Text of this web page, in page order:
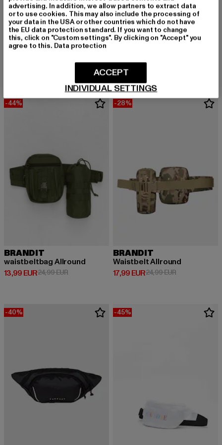
BRANDIT
US Cooper Chest Pack
Derzeitiger Preis: 28,79 EURAktionspreis: 35,99 EUR
BRANDIT
19,99 EUR
Derzeitiger Preis: 19,99 EUR
24,99 EUR
-44%
BRANDIT
waistbeltbag Allround
13,99 EUR
Derzeitiger Preis: 13,99 EUR
24,99 EURAktionspreis: 24,99 EUR
-28%
BRANDIT
Waistbelt Allround
17,99 EUR
Derzeitiger Preis: 17,99 EUR
24,99 EURAktionspreis:
-40% -45%
advertising. In addition, we allow partners to extract data
or to use cookies. This may also include the processing of
your data in the USA or other countries which do not have
the EU data protection standard. If you want to change
this, click on "Custom settings". By clicking on "Accept" you
agree to this. Data protection
INDIVIDUAL SETTINGS
ACCEPT